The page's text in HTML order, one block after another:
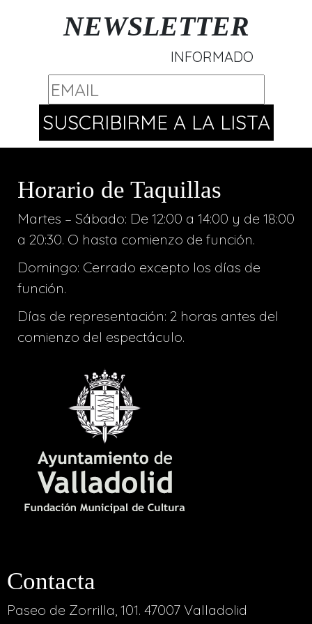
NEWSLETTER
INFORMADO
Horario de Taquillas
Martes – Sábado: De 12:00 a 14:00 y de 18:00
a 20:30. O hasta comienzo de función.
Domingo: Cerrado excepto los días de
función.
Días de representación: 2 horas antes del
comienzo del espectáculo.
Contacta
Paseo de Zorrilla, 101. 47007 Valladolid